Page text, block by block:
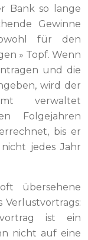
Bank so lange
Gewinne
für den
» Topf. Wenn
und die
wird der
verwaltet
Folgejahren
bis er
jedes Jahr
übersehene
Verlustvortrags:
ist ein
nicht auf eine